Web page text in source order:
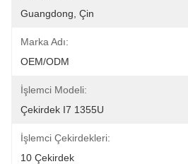
Guangdong, Çin
Marka Adı:
OEM/ODM
İşlemci Modeli:
Çekirdek I7 1355U
İşlemci Çekirdekleri:
10 Çekirdek